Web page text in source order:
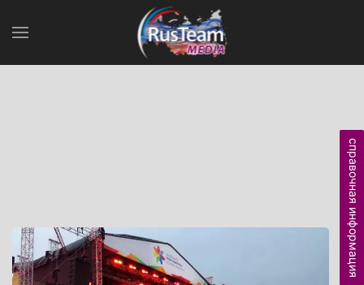
справочная информация